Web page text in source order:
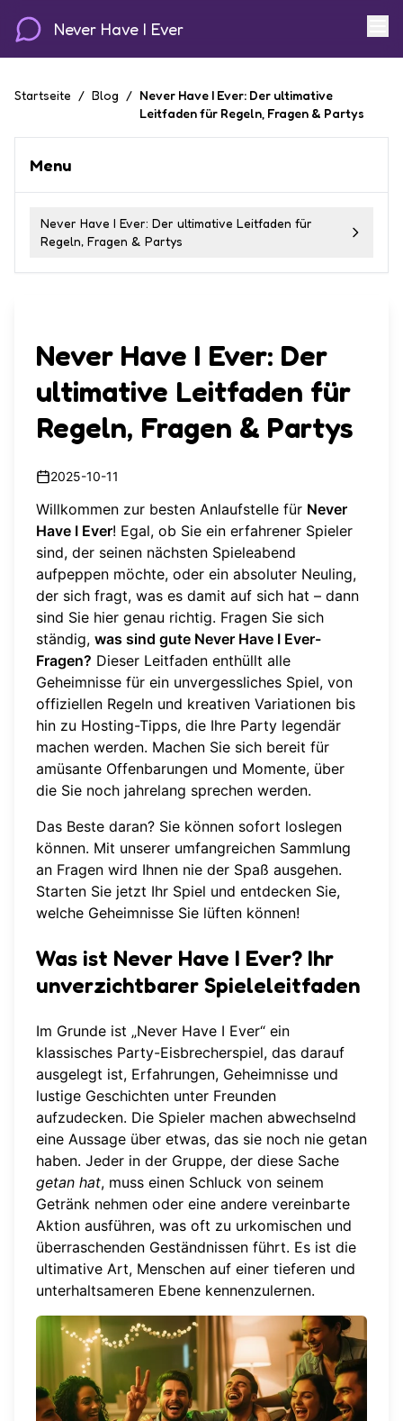
Never Have I Ever
Startseite / Blog / Never Have I Ever: Der ultimative
Leitfaden für Regeln, Fragen & Partys
Menu
Never Have I Ever: Der ultimative Leitfaden für
Regeln, Fragen & Partys
Never Have I Ever: Der
ultimative Leitfaden für
Regeln, Fragen & Partys
2025-10-11
Willkommen zur besten Anlaufstelle für Never
Have I Ever! Egal, ob Sie ein erfahrener Spieler
sind, der seinen nächsten Spieleabend
aufpeppen möchte, oder ein absoluter Neuling,
der sich fragt, was es damit auf sich hat – dann
sind Sie hier genau richtig. Fragen Sie sich
ständig, was sind gute Never Have I Ever-
Fragen? Dieser Leitfaden enthüllt alle
Geheimnisse für ein unvergessliches Spiel, von
offiziellen Regeln und kreativen Variationen bis
hin zu Hosting-Tipps, die Ihre Party legendär
machen werden. Machen Sie sich bereit für
amüsante Offenbarungen und Momente, über
die Sie noch jahrelang sprechen werden.
Das Beste daran? Sie können sofort loslegen
können. Mit unserer umfangreichen Sammlung
an Fragen wird Ihnen nie der Spaß ausgehen.
Starten Sie jetzt Ihr Spiel und entdecken Sie,
welche Geheimnisse Sie lüften können!
Was ist Never Have I Ever? Ihr
unverzichtbarer Spieleleitfaden
Im Grunde ist „Never Have I Ever“ ein
klassisches Party-Eisbrecherspiel, das darauf
ausgelegt ist, Erfahrungen, Geheimnisse und
lustige Geschichten unter Freunden
aufzudecken. Die Spieler machen abwechselnd
eine Aussage über etwas, das sie noch nie getan
haben. Jeder in der Gruppe, der diese Sache
getan hat, muss einen Schluck von seinem
Getränk nehmen oder eine andere vereinbarte
Aktion ausführen, was oft zu urkomischen und
überraschenden Geständnissen führt. Es ist die
ultimative Art, Menschen auf einer tieferen und
unterhaltsameren Ebene kennenzulernen.